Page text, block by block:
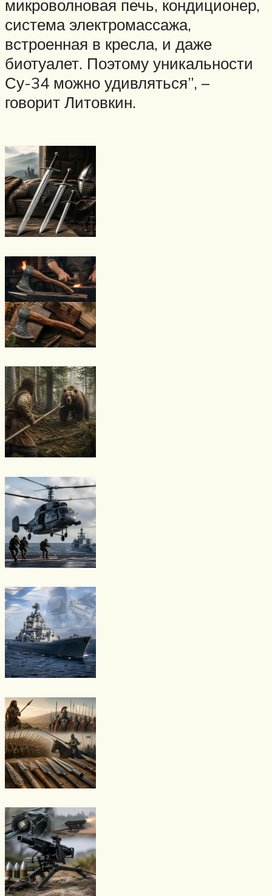
микроволновая печь, кондиционер,
система электромассажа,
встроенная в кресла, и даже
биотуалет. Поэтому уникальности
Су-34 можно удивляться”, –
говорит Литовкин.